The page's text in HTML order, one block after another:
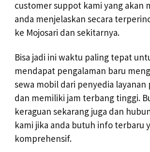
customer suppot kami yang akan
anda menjelaskan secara
ke Mojosari dan sekitarnya.
Bisa jadi ini waktu paling tepat
mendapat pengalaman baru
sewa mobil dari penyedia
dan memiliki jam terbang tinggi.
keraguan sekarang juga dan
kami jika anda butuh info terbaru
komprehensif.